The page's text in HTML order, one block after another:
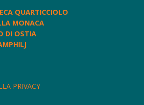
QUARTICCIOLO
MONACA
DI OSTIA
PRIVACY